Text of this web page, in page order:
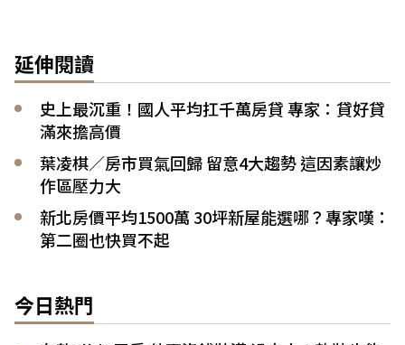
延伸閱讀
史上最沉重！國人平均扛千萬房貸 專家：貸好貸
滿來擔高價
葉凌棋／房市買氣回歸 留意4大趨勢 這因素讓炒
作區壓力大
新北房價平均1500萬 30坪新屋能選哪？專家嘆：
第二圈也快買不起
今日熱門